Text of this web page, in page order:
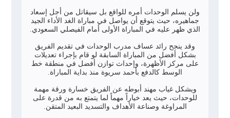
ولن يسلم الوحدات أمره للواقع بل سيقاتل من أجل إسعاد
جماهيره، حيث يتوقع أن يواصل في مباراة الغد الأداء الجيد
الذي ظهر عليه في المباراة الأولى أمام الفيصلي السعودي.
وقد ينجح رائد عساف مدرب الوحدات في تقديم الفريق
بشكل أفضل من المباراة السابقة لو قام بإجراء تعديلات
على مركز الأظهرة، وإحداث توازن أفضل في منطقة خط
الوسط كالدفع بأحمد سريوة منذ بداية المباراة.
ويشكل غياب مهند أبوطه عن الفريق خسارة ورقة مهمة
للوحدات، حيث يعد خياراً مهماً لما يتمتع به من قدرة على
المراوغة وصناعة الأهداف والتسديد البعيد المتقن.